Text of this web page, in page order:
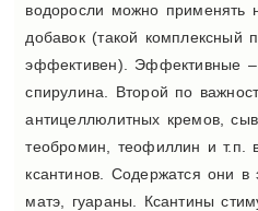
водоросли можно
добавок (такой комплексный
эффективен). Эффективные
спирулина. Второй по
антицеллюлитных кремов,
теобромин, теофиллин и т.п.
ксантинов. Содержатся они в
матэ, гуараны. Ксантины